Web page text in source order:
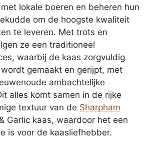
lokale boeren en beheren hun
om de hoogste kwaliteit
te leveren. Met trots en
ze een traditioneel
waarbij de kaas zorgvuldig
gemaakt en gerijpt, met
ambachtelijke
alles komt samen in de rijke
textuur van de Sharpham
Garlic kaas, waardoor het een
is voor de kaasliefhebber.